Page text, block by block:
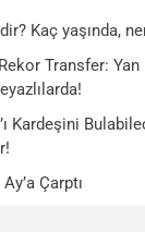
Kaç yaşında,
Transfer:
Kardeşini
Çarptı